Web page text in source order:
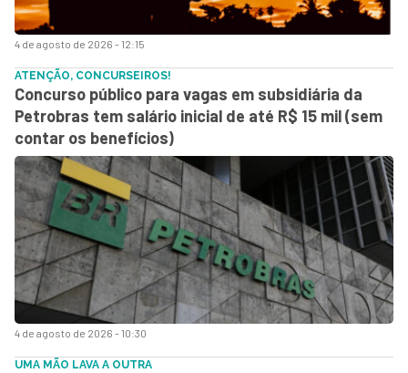
4 de agosto de 2026 - 12:15
4 de agosto de 2026 - 10:30
ATENÇÃO, CONCURSEIROS!
Concurso público para vagas em subsidiária da
Petrobras tem salário inicial de até R$ 15 mil (sem
contar os benefícios)
UMA MÃO LAVA A OUTRA